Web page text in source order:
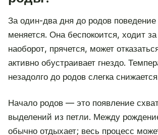
За один-два дня до родов
меняется. Она беспокоится, ходит
наоборот, прячется, может
активно обустраивает гнездо.
незадолго до родов слегка
Начало родов — это появление
выделений из петли. Между
обычно отдыхает; весь процесс